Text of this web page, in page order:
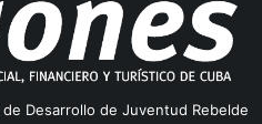
Desarrollo de Juventud Rebelde